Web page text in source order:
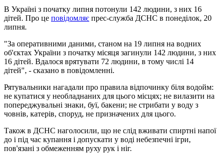
В Україні з початку липня потонули 142 людини, з них 16
дітей. Про це повідомляє прес-служба ДСНС в понеділок, 20
липня.
"За оперативними даними, станом на 19 липня на водних
об'єктах України з початку місяця загинули 142 людини, з них
16 дітей. Вдалося врятувати 72 людини, в тому числі 14
дітей", - сказано в повідомленні.
Рятувальники нагадали про правила відпочинку біля водойм:
не купатися у необладнаних для цього місцях; не вилазити на
попереджувальні знаки, буї, бакени; не стрибати у воду з
човнів, катерів, споруд, не призначених для цього.
Також в ДСНС наголосили, що не слід вживати спиртні напої
до і під час купання і допускати у воді небезпечні ігри,
пов'язані з обмеженням руху рук і ніг.